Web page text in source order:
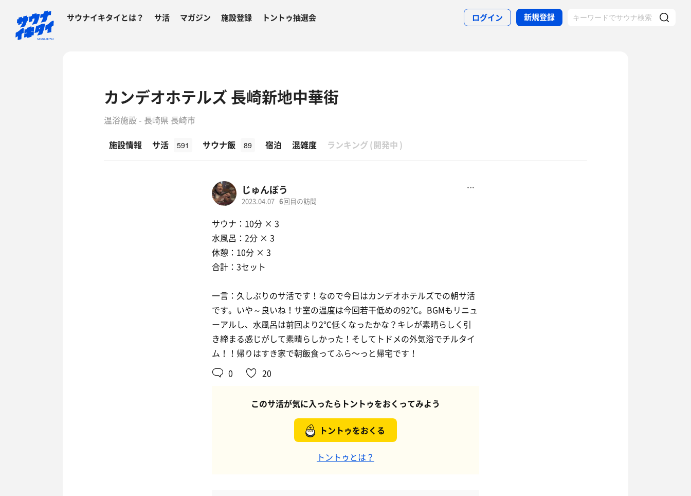
サウナイキタイとは？ サ活 マガジン 施設登録 トントゥ抽選会 ログイン 新規登録
カンデオホテルズ 長崎新地中華街
温浴施設 - 長崎県 長崎市
施設情報
サ活 591 サウナ飯 89 宿泊 混雑度 ランキング (開発中 )
じゅんぼう
2023.04.07 6回目の訪問
サウナ：10分 × 3
水風呂：2分 × 3
休憩：10分 × 3
合計：3セット
一言：久しぶりのサ活です！なので今日はカンデオホテルズでの朝サ活
です。いや～良いね！サ室の温度は今回若干低めの92℃。BGMもリニュ
ーアルし、水風呂は前回より2℃低くなったかな？キレが素晴らしく引
き締まる感じがして素晴らしかった！そしてトドメの外気浴でチルタイ
ム！！帰りはすき家で朝飯食ってふら〜っと帰宅です！
0
20
このサ活が気に入ったらトントゥをおくってみよう
トントゥをおくる
トントゥとは？